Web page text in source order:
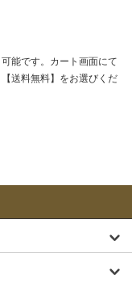
能です。カート画面にて
送料無料】をお選びくだ